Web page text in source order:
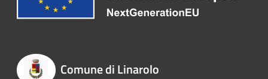
Comune di Linarolo